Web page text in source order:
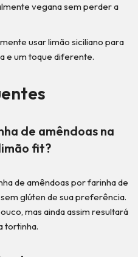
vegana sem perder a
usar limão siciliano para
e um toque diferente.
de amêndoas na
fit?
de amêndoas por farinha de
glúten de sua preferência.
mas ainda assim resultará
tortinha.